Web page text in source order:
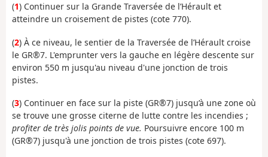
(1) Continuer sur la Grande Traversée de l’Hérault et
atteindre un croisement de pistes (cote 770).
(2) À ce niveau, le sentier de la Traversée de l’Hérault croise
le GR®7. L'emprunter vers la gauche en légère descente sur
environ 550 m jusqu'au niveau d'une jonction de trois
pistes.
(3) Continuer en face sur la piste (GR®7) jusqu’à une zone où
se trouve une grosse citerne de lutte contre les incendies ;
profiter de très jolis points de vue. Poursuivre encore 100 m
(GR®7) jusqu'à une jonction de trois pistes (cote 697).